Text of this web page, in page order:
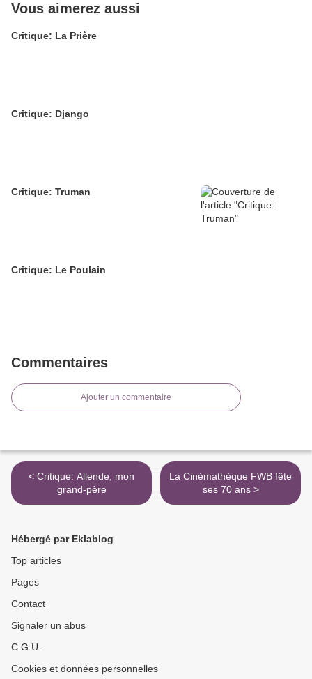
Vous aimerez aussi
Critique: La Prière
Critique: Django
Critique: Truman
Critique: Le Poulain
Commentaires
Ajouter un commentaire
< Critique: Allende, mon
grand-père
La Cinémathèque FWB fête
ses 70 ans >
Hébergé par Eklablog
Top articles
Pages
Contact
Signaler un abus
C.G.U.
Cookies et données personnelles